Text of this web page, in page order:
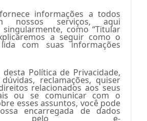
informações a todos
nossos serviços, aqui
singularmente, como “Titular
a seguir como o
com suas informações
Política de Privacidade,
reclamações, quiser
relacionados aos seus
ou se comunicar com o
esses assuntos, você pode
encarregada de dados
pelo e-